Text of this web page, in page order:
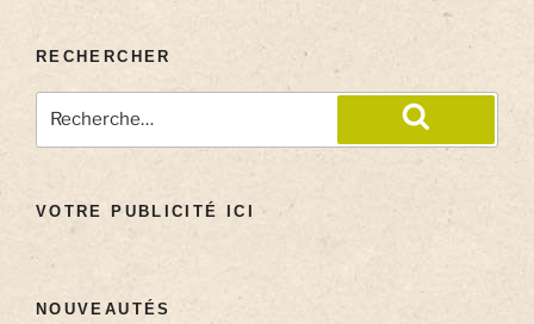
RECHERCHER
VOTRE PUBLICITÉ ICI
NOUVEAUTÉS